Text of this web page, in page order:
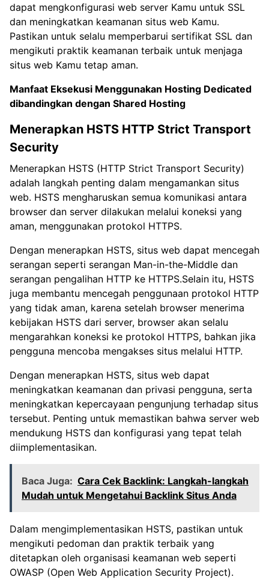
dapat mengkonfigurasi web server Kamu untuk SSL
dan meningkatkan keamanan situs web Kamu.
Pastikan untuk selalu memperbarui sertifikat SSL dan
mengikuti praktik keamanan terbaik untuk menjaga
situs web Kamu tetap aman.
Manfaat Eksekusi Menggunakan Hosting Dedicated
dibandingkan dengan Shared Hosting
Menerapkan HSTS HTTP Strict Transport
Security
Menerapkan HSTS (HTTP Strict Transport Security)
adalah langkah penting dalam mengamankan situs
web. HSTS mengharuskan semua komunikasi antara
browser dan server dilakukan melalui koneksi yang
aman, menggunakan protokol HTTPS.
Dengan menerapkan HSTS, situs web dapat mencegah
serangan seperti serangan Man-in-the-Middle dan
serangan pengalihan HTTP ke HTTPS.Selain itu, HSTS
juga membantu mencegah penggunaan protokol HTTP
yang tidak aman, karena setelah browser menerima
kebijakan HSTS dari server, browser akan selalu
mengarahkan koneksi ke protokol HTTPS, bahkan jika
pengguna mencoba mengakses situs melalui HTTP.
Dengan menerapkan HSTS, situs web dapat
meningkatkan keamanan dan privasi pengguna, serta
meningkatkan kepercayaan pengunjung terhadap situs
tersebut. Penting untuk memastikan bahwa server web
mendukung HSTS dan konfigurasi yang tepat telah
diimplementasikan.
Baca Juga: Cara Cek Backlink: Langkah-langkah
Mudah untuk Mengetahui Backlink Situs Anda
Dalam mengimplementasikan HSTS, pastikan untuk
mengikuti pedoman dan praktik terbaik yang
ditetapkan oleh organisasi keamanan web seperti
OWASP (Open Web Application Security Project).